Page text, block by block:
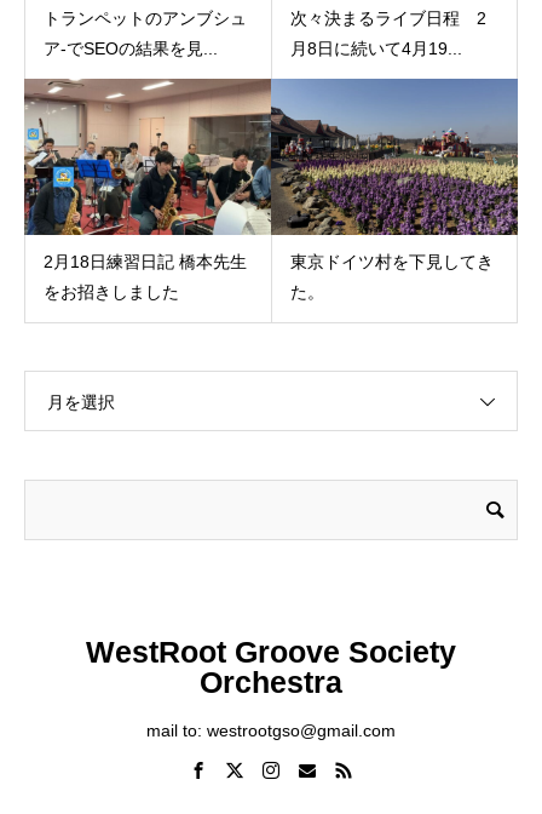
トランペットのアンブシュ
ア‐でSEOの結果を見...
次々決まるライブ日程 2
月8日に続いて4月19...
2月18日練習日記 橋本先生
をお招きしました
東京ドイツ村を下見してき
た。
月を選択
WestRoot Groove Society
Orchestra
mail to: westrootgso@gmail.com